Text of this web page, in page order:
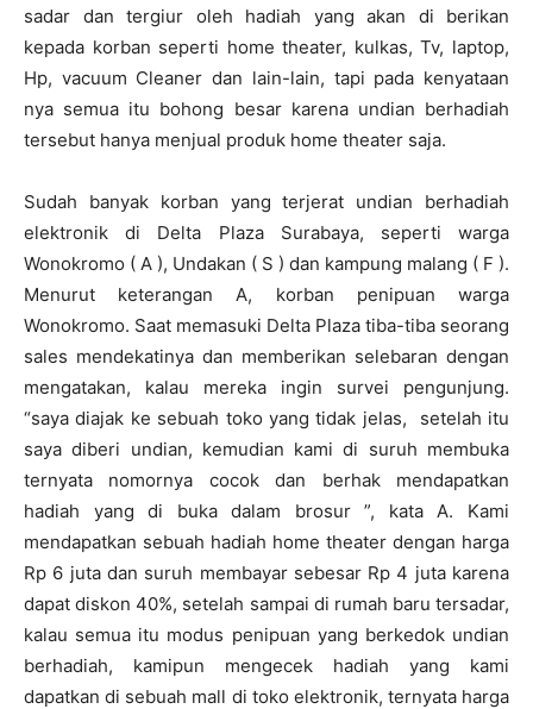
sadar dan tergiur oleh hadiah yang akan di berikan
kepada korban seperti home theater, kulkas, Tv, laptop,
Hp, vacuum Cleaner dan lain-lain, tapi pada kenyataan
nya semua itu bohong besar karena undian berhadiah
tersebut hanya menjual produk home theater saja.
Sudah banyak korban yang terjerat undian berhadiah
elektronik di Delta Plaza Surabaya, seperti warga
Wonokromo ( A ), Undakan ( S ) dan kampung malang ( F ).
Menurut keterangan A, korban penipuan warga
Wonokromo. Saat memasuki Delta Plaza tiba-tiba seorang
sales mendekatinya dan memberikan selebaran dengan
mengatakan, kalau mereka ingin survei pengunjung.
“saya diajak ke sebuah toko yang tidak jelas, setelah itu
saya diberi undian, kemudian kami di suruh membuka
ternyata nomornya cocok dan berhak mendapatkan
hadiah yang di buka dalam brosur ”, kata A. Kami
mendapatkan sebuah hadiah home theater dengan harga
Rp 6 juta dan suruh membayar sebesar Rp 4 juta karena
dapat diskon 40%, setelah sampai di rumah baru tersadar,
kalau semua itu modus penipuan yang berkedok undian
berhadiah, kamipun mengecek hadiah yang kami
dapatkan di sebuah mall di toko elektronik, ternyata harga